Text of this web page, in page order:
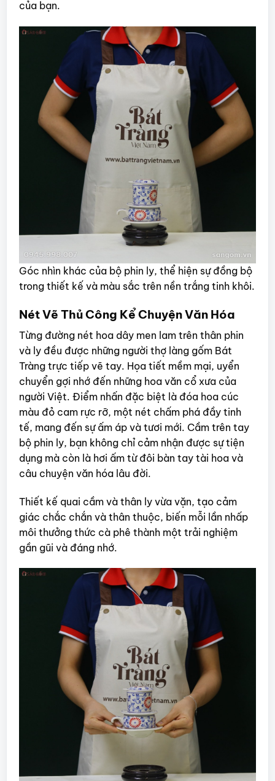
của bạn.
Góc nhìn khác của bộ phin ly, thể hiện sự đồng bộ
trong thiết kế và màu sắc trên nền trắng tinh khôi.
Nét Vẽ Thủ Công Kể Chuyện Văn Hóa
Từng đường nét hoa dây men lam trên thân phin
và ly đều được những người thợ làng gốm Bát
Tràng trực tiếp vẽ tay. Họa tiết mềm mại, uyển
chuyển gợi nhớ đến những hoa văn cổ xưa của
người Việt. Điểm nhấn đặc biệt là đóa hoa cúc
màu đỏ cam rực rỡ, một nét chấm phá đầy tinh
tế, mang đến sự ấm áp và tươi mới. Cầm trên tay
bộ phin ly, bạn không chỉ cảm nhận được sự tiện
dụng mà còn là hơi ấm từ đôi bàn tay tài hoa và
câu chuyện văn hóa lâu đời.
Thiết kế quai cầm và thân ly vừa vặn, tạo cảm
giác chắc chắn và thân thuộc, biến mỗi lần nhấp
môi thưởng thức cà phê thành một trải nghiệm
gần gũi và đáng nhớ.